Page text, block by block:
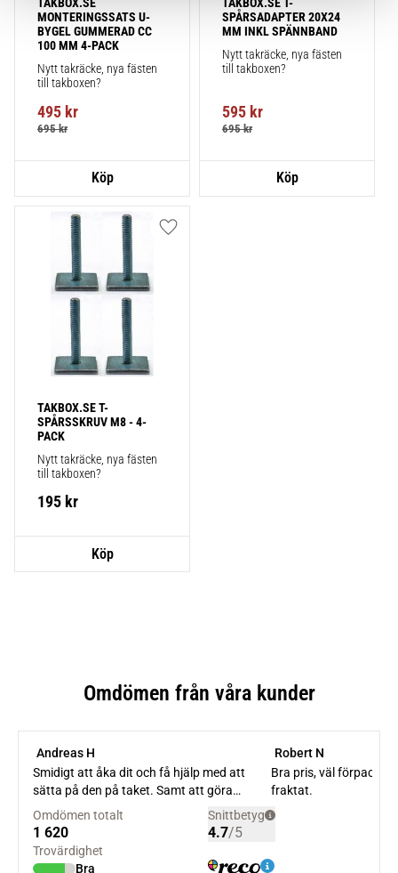
MONTERINGSSATS U-
BYGEL GUMMERAD CC
100 MM 4-PACK
Nytt takräcke, nya fästen
till takboxen?
495 kr
695kr
SPÅRSADAPTER 20X24
MM INKL SPÄNNBAND
Nytt takräcke, nya fästen
till takboxen?
595 kr
695kr
TAKBOX.SE T-
SPÅRSSKRUV M8 - 4-
PACK
Nytt takräcke, nya fästen
till takboxen?
195 kr
Lägg till i favoriter